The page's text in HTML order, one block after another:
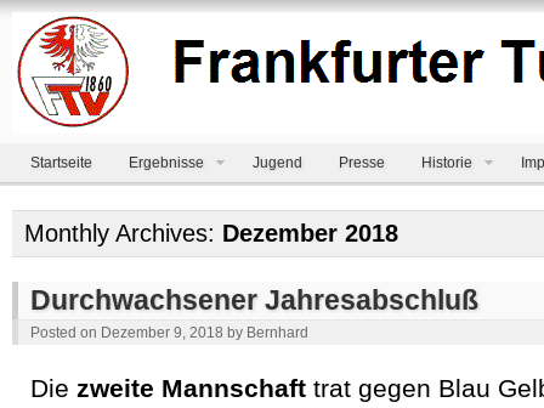
Startseite Ergebnisse Jugend Presse Historie
Monthly Archives: Dezember 2018
Durchwachsener Jahresabschluß
Posted on Dezember 9, 2018 by Bernhard
Die zweite Mannschaft trat gegen Blau